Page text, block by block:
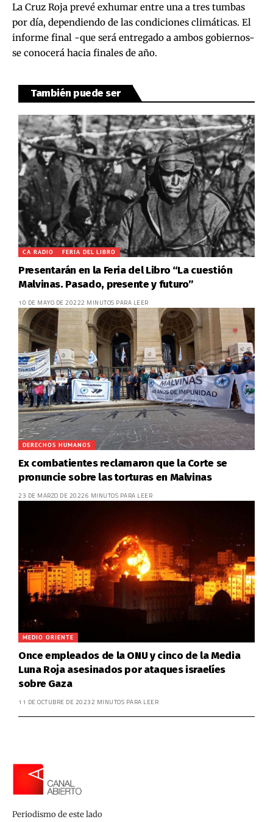
La Cruz Roja prevé exhumar entre una a tres tumbas
por día, dependiendo de las condiciones climáticas. El
informe final -que será entregado a ambos gobiernos-
se conocerá hacia finales de año.
También puede ser
CA RADIO FERIA DEL LIBRO
Presentarán en la Feria del Libro “La cuestión
Malvinas. Pasado, presente y futuro”
10 DE MAYO DE 20222 MINUTOS PARA LEER
DERECHOS HUMANOS
Ex combatientes reclamaron que la Corte se
pronuncie sobre las torturas en Malvinas
23 DE MARZO DE 20226 MINUTOS PARA LEER
MEDIO ORIENTE
Once empleados de la ONU y cinco de la Media
Luna Roja asesinados por ataques israelíes
sobre Gaza
11 DE OCTUBRE DE 20232 MINUTOS PARA LEER
Periodismo de este lado